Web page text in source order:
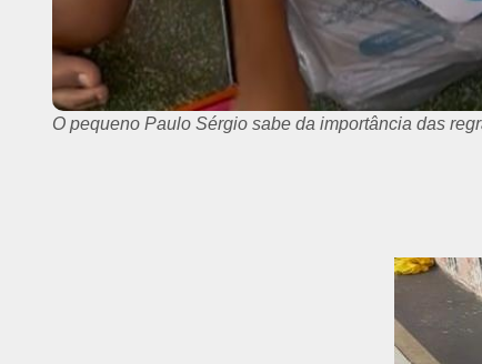
Crianças aprendem sobre a importância de utilizarem